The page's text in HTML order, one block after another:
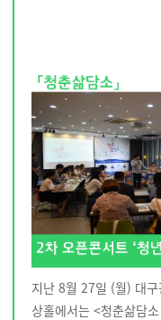
지난 8월 27일 (월) 대
상홀에서는 <청춘삶담